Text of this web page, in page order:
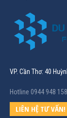
VP. Cần Thơ: 40
Hotline 0944 948 158
LIÊN HỆ TƯ VẤN!